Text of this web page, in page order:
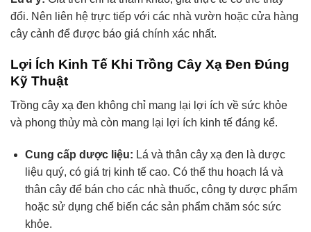
đổi. Nên liên hệ trực tiếp với các nhà vườn hoặc cửa hàng
cây cảnh để được báo giá chính xác nhất.
Lợi Ích Kinh Tế Khi Trồng Cây Xạ Đen Đúng
Kỹ Thuật
Trồng cây xạ đen không chỉ mang lại lợi ích về sức khỏe
và phong thủy mà còn mang lại lợi ích kinh tế đáng kể.
Cung cấp dược liệu: Lá và thân cây xạ đen là dược
liệu quý, có giá trị kinh tế cao. Có thể thu hoạch lá và
thân cây để bán cho các nhà thuốc, công ty dược phẩm
hoặc sử dụng chế biến các sản phẩm chăm sóc sức
khỏe.